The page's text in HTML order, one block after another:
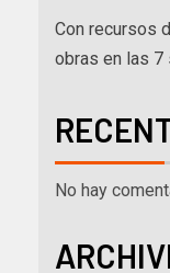
Con recursos
obras en las 7
No hay